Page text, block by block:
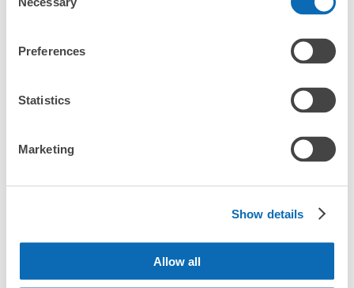
Selection
Preferences
Statistics
Marketing
Show details
Allow all
把手上的包包、行李箱、嬰兒車、自行車等都寄存起來，輕鬆沒負
ecbo cloak活用各商店的閒置空間，讓會員可用手機簡單預約把行
即使是在大型活動現場，寄物櫃全滿的狀態下，也能在附近找到地